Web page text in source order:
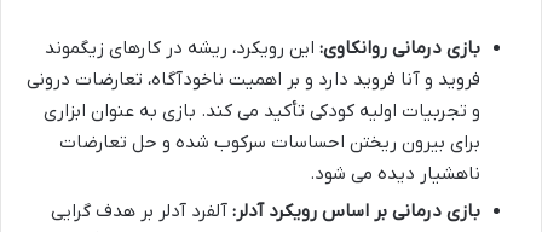
بازی درمانی روانکاوی: این رویکرد، ریشه در کارهای زیگموند
فروید و آنا فروید دارد و بر اهمیت ناخودآگاه، تعارضات درونی
و تجربیات اولیه کودکی تأکید می کند. بازی به عنوان ابزاری
برای بیرون ریختن احساسات سرکوب شده و حل تعارضات
ناهشیار دیده می شود.
بازی درمانی بر اساس رویکرد آدلر: آلفرد آدلر بر هدف گرایی